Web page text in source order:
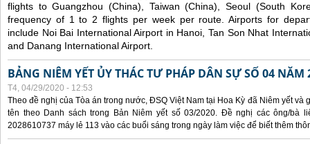
flights to Guangzhou (China), Taiwan (China), Seoul (South
frequency of 1 to 2 flights per week per route. Airports for
include Noi Bai International Airport in Hanoi, Tan Son Nhat
and Danang International Airport.
BẢNG NIÊM YẾT ỦY THÁC TƯ PHÁP DÂN SỰ SỐ 04 NĂM
T4, 04/29/2020 - 12:53
Theo đề nghị của Tòa án trong nước, ĐSQ Việt Nam tại Hoa Kỳ đã Niêm yết
tên theo Danh sách trong Bản Niêm yết số 03/2020. Đề nghị các ông/bà
2028610737 máy lẻ 113 vào các buổi sáng trong ngày làm việc để biết thêm